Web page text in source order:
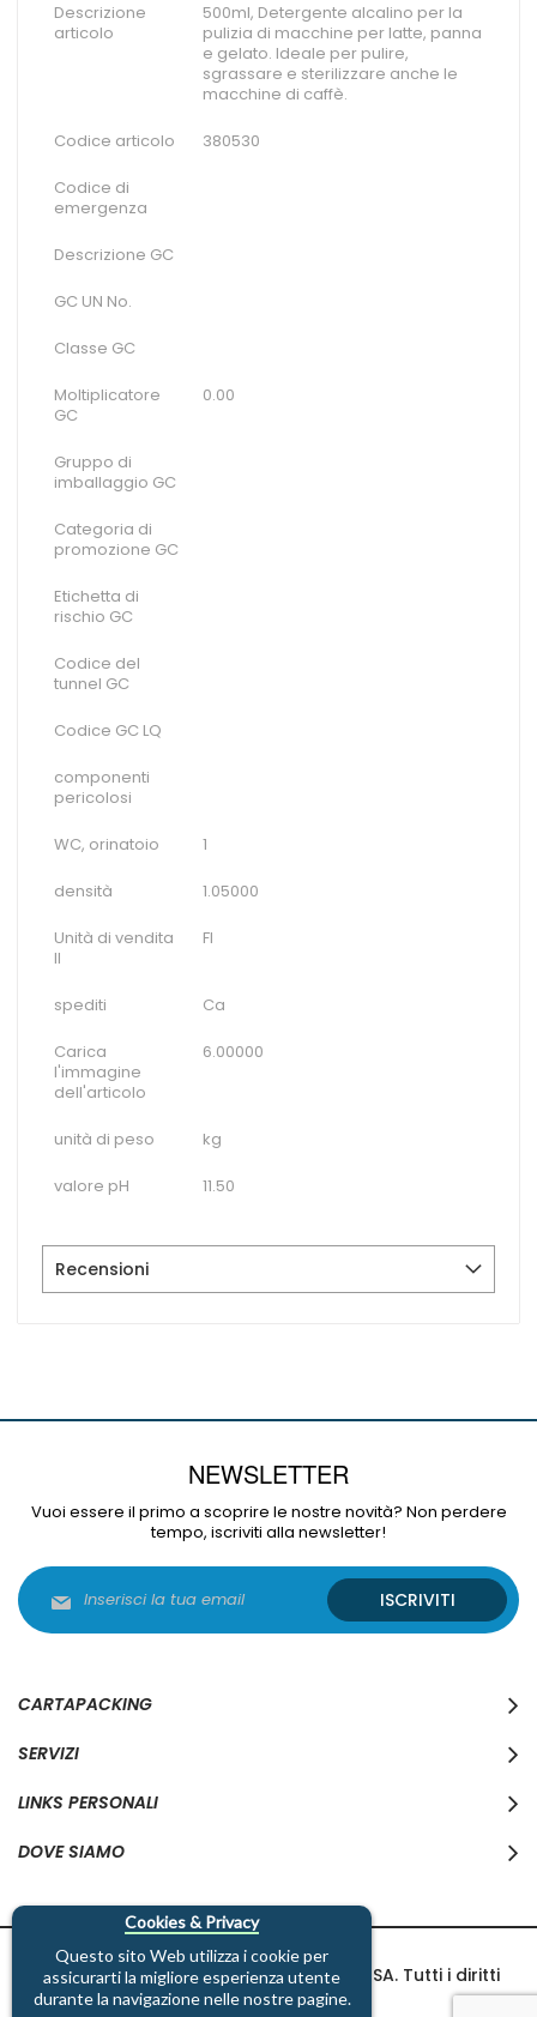
Cookies & Privacy
Questo sito Web utilizza i cookie per
assicurarti la migliore esperienza utente
durante la navigazione nelle nostre pagine.
Descrizione
articolo
500ml, Detergente alcalino per la
pulizia di macchine per latte, panna
e gelato. Ideale per pulire,
sgrassare e sterilizzare anche le
macchine di caffè.
Codice articolo 380530
Codice di
emergenza
Descrizione GC
GC UN No.
Classe GC
Moltiplicatore
GC
0.00
Gruppo di
imballaggio GC
Categoria di
promozione GC
Etichetta di
rischio GC
Codice del
tunnel GC
Codice GC LQ
componenti
pericolosi
WC, orinatoio 1
densità 1.05000
Unità di vendita
II
Fl
spediti Ca
Carica
l'immagine
dell'articolo
6.00000
unità di peso kg
valore pH 11.50
Recensioni
NEWSLETTER
Vuoi essere il primo a scoprire le nostre novità? Non perdere
tempo, iscriviti alla newsletter!
alla
nostra
ISCRIVITI
CARTAPACKING
SERVIZI
LINKS PERSONALI
DOVE SIAMO
Copyright © 1997-2026 Cartapacking SA. Tutti i diritti
riservati.